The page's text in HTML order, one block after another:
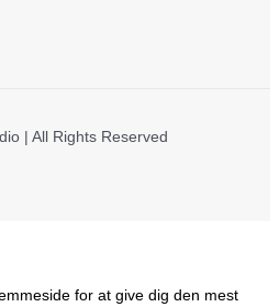
| All Rights Reserved
for at give dig den mest